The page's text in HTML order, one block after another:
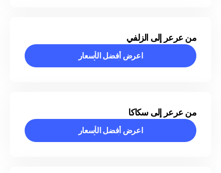
من عرعر إلى الزلفي
اعرض أفضل الأسعار
اعرض أفضل الأسعار
من عرعر إلى سكاكا
اعرض أفضل الأسعار
اعرض أفضل الأسعار